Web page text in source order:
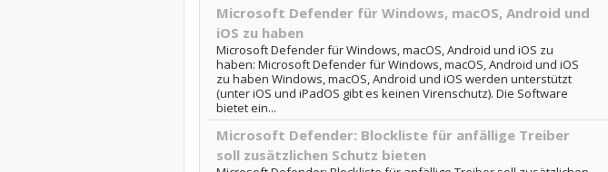
Microsoft Defender für Windows, macOS, Android und
iOS zu haben
Microsoft Defender für Windows, macOS, Android und iOS zu
haben: Microsoft Defender für Windows, macOS, Android und iOS
zu haben Windows, macOS, Android und iOS werden unterstützt
(unter iOS und iPadOS gibt es keinen Virenschutz). Die Software
bietet ein...
Microsoft Defender: Blockliste für anfällige Treiber
soll zusätzlichen Schutz bieten